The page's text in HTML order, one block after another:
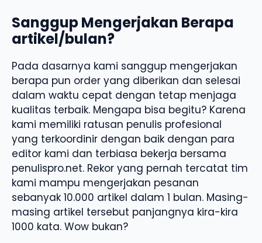
Sanggup Mengerjakan Berapa
artikel/bulan?
Pada dasarnya kami sanggup mengerjakan
berapa pun order yang diberikan dan selesai
dalam waktu cepat dengan tetap menjaga
kualitas terbaik. Mengapa bisa begitu? Karena
kami memiliki ratusan penulis profesional
yang terkoordinir dengan baik dengan para
editor kami dan terbiasa bekerja bersama
penulispro.net. Rekor yang pernah tercatat tim
kami mampu mengerjakan pesanan
sebanyak 10.000 artikel dalam 1 bulan. Masing-
masing artikel tersebut panjangnya kira-kira
1000 kata. Wow bukan?